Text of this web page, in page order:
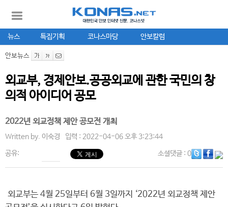
뉴스 특집기획 코나스마당 안보칼럼
안보뉴스
외교부, 경제안보.공공외교에 관한 국민의 창
의적 아이디어 공모
2022년 외교정책 제안 공모전 개최
Written by. 이숙경 입력 : 2022-04-06 오후 3:23:44
공유: 소셜댓글: 0
외교부는 4월 25일부터 6월 3일까지 ‘2022년 외교정책 제안